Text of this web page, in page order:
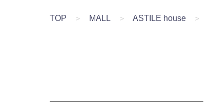
TOP ＞ MALL ＞ ASTILE house ＞